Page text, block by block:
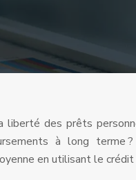
liberté des prêts
à long
en utilisant le crédit